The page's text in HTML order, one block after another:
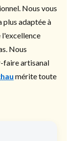
Nous vous
plus adaptée à
Nous
faire artisanal
mérite toute